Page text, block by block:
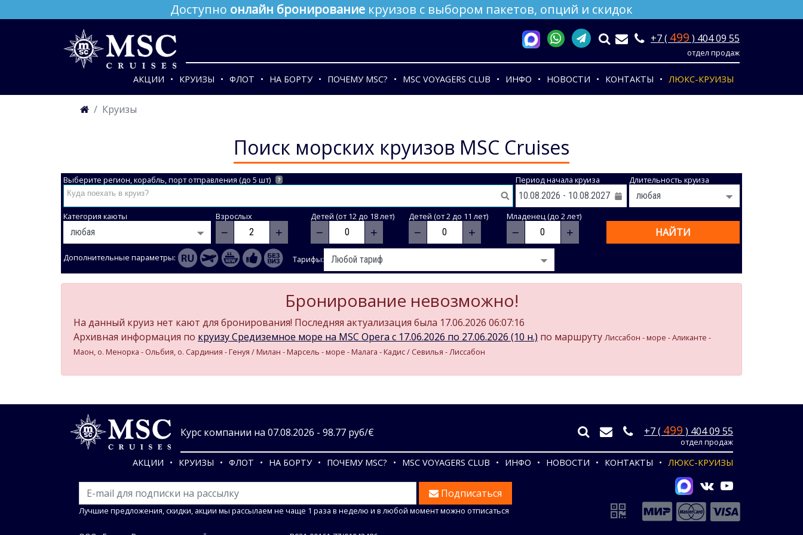
Доступно онлайн бронирование круизов с выбором пакетов, опций и скидок
+7 ( 499 ) 404 09 55
отдел продаж
АКЦИИ КРУИЗЫ ФЛОТ НА БОРТУ ПОЧЕМУ MSC? MSC VOYAGERS CLUB ИНФО НОВОСТИ КОНТАКТЫ ЛЮКС-КРУИЗЫ
Круизы
Поиск морских круизов MSC Cruises
Выберите регион, корабль, порт отправления (до 5 шт) ? Период начала круиза Длительность круиза
Категория каюты Взрослых
− +
Детей (от 12 до 18 лет)
− +
Детей (от 2 до 11 лет)
− +
Младенец (до 2 лет)
− + НАЙТИ
Дополнительные параметры: Тарифы:
Бронирование невозможно!
На данный круиз нет кают для бронирования! Последняя актуализация была 17.06.2026 06:07:16
Архивная информация по круизу Средиземное море на MSC Opera c 17.06.2026 по 27.06.2026 (10 н.) по маршруту Лиссабон - море - Аликанте -
Маон, о. Менорка - Ольбия, о. Сардиния - Генуя / Милан - Марсель - море - Малага - Кадиc / Севилья - Лиссабон
Курс компании на 07.08.2026 - 98.77 руб/€ +7 ( 499 ) 404 09 55
отдел продаж
АКЦИИ КРУИЗЫ ФЛОТ НА БОРТУ ПОЧЕМУ MSC? MSC VOYAGERS CLUB ИНФО НОВОСТИ КОНТАКТЫ ЛЮКС-КРУИЗЫ
Подписаться
Лучшие предложения, скидки, акции мы рассылаем не чаще 1 раза в неделю и в любой момент можно отписаться